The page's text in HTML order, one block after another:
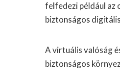
felfedezi például az
biztonságos
A virtuális valóság
biztonságos